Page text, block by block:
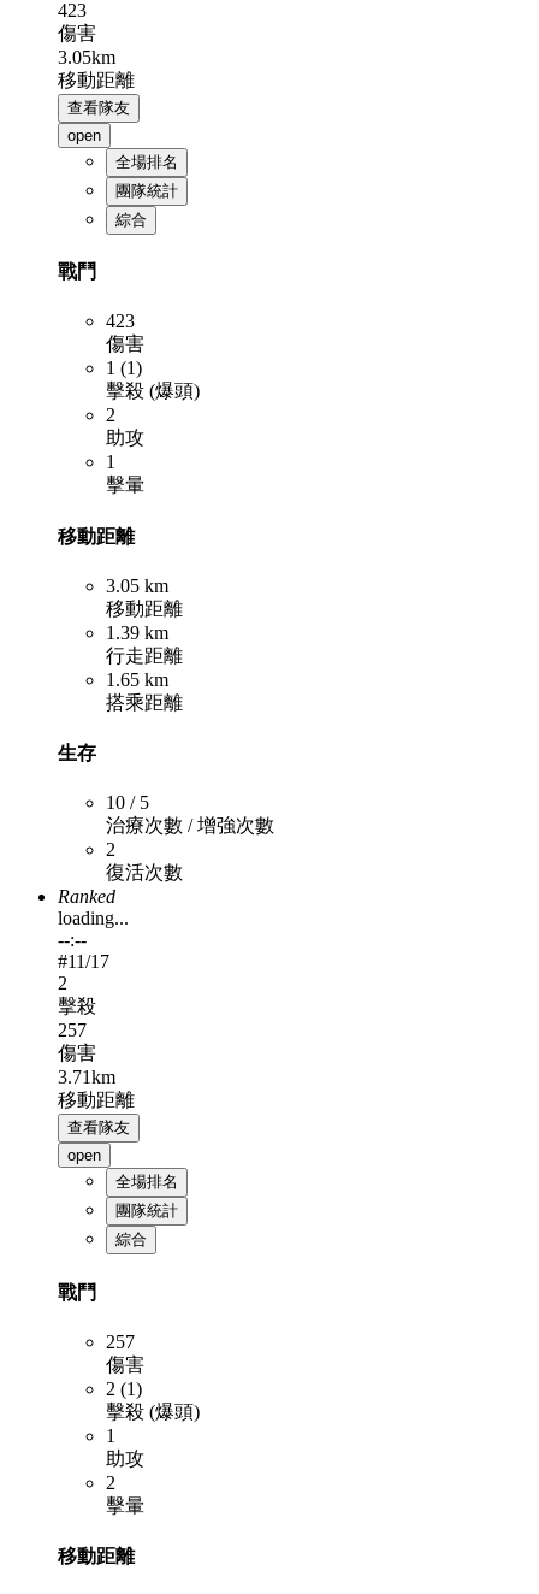
423
傷害
3.05km
移動距離
查看隊友
open
全場排名
團隊統計
綜合
戰鬥
423
傷害
1 (1)
擊殺 (爆頭)
2
助攻
1
擊暈
移動距離
3.05 km
移動距離
1.39 km
行走距離
1.65 km
搭乘距離
生存
10 / 5
治療次數 / 增強次數
2
復活次數
Ranked
loading...
--:--
#11/17
2
擊殺
257
傷害
3.71km
移動距離
查看隊友
open
全場排名
團隊統計
綜合
戰鬥
257
傷害
2 (1)
擊殺 (爆頭)
1
助攻
2
擊暈
移動距離